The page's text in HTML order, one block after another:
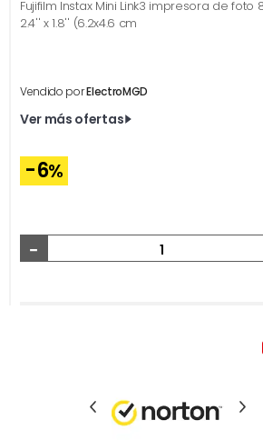
Fujifilm Instax Mini Link3 impresora de foto
2.4'' x 1.8'' (6.2x4.6 cm
Vendido porElectroMGD
Ver más ofertas
-6%
-